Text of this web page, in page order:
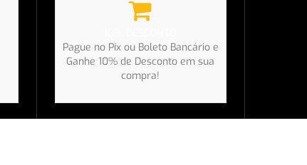
Pague no Pix ou Boleto Bancário e
Ganhe 10% de Desconto em sua
compra!